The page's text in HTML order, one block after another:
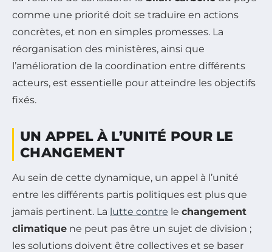
comme une priorité doit se traduire en actions
concrètes, et non en simples promesses. La
réorganisation des ministères, ainsi que
l’amélioration de la coordination entre différents
acteurs, est essentielle pour atteindre les objectifs
fixés.
UN APPEL À L’UNITÉ POUR LE
CHANGEMENT
Au sein de cette dynamique, un appel à l’unité
entre les différents partis politiques est plus que
jamais pertinent. La lutte contre le changement
climatique ne peut pas être un sujet de division ;
les solutions doivent être collectives et se baser